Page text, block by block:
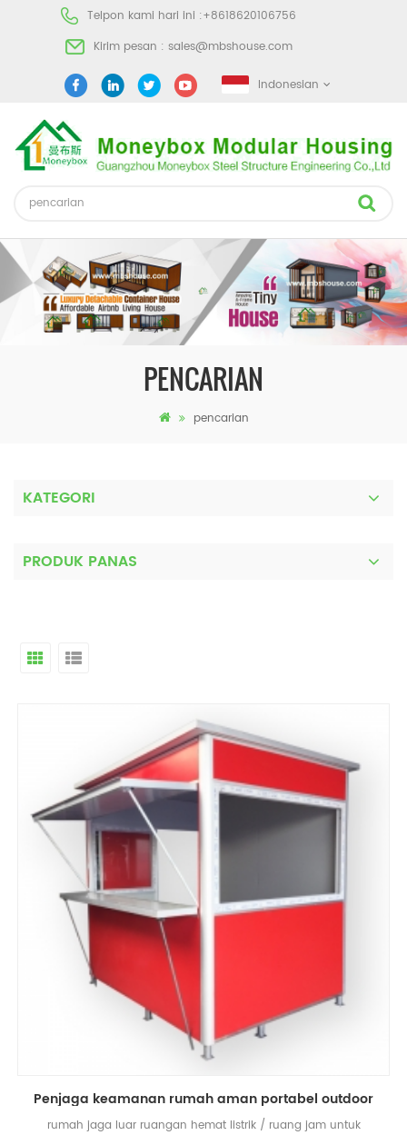
Telpon kami hari ini :+8618620106756
Kirim pesan : sales@mbshouse.com
Indonesian
PENCARIAN
pencarian
KATEGORI
PRODUK PANAS
Penjaga keamanan rumah aman portabel outdoor
rumah jaga luar ruangan hemat listrik / ruang jam untuk